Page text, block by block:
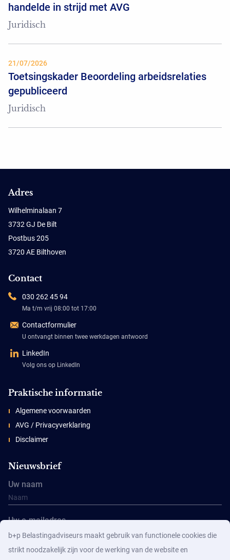
handelde in strijd met AVG
Juridisch
21/07/2026
Toetsingskader Beoordeling arbeidsrelaties
gepubliceerd
Juridisch
Adres
Wilhelminalaan 7
3732 GJ De Bilt
Postbus 205
3720 AE Bilthoven
Contact
030 262 45 94
Ma t/m vrij 08:00 tot 17:00
Contactformulier
U ontvangt binnen twee werkdagen antwoord
LinkedIn
Volg ons op LinkedIn
Praktische informatie
Algemene voorwaarden
AVG / Privacyverklaring
Disclaimer
Nieuwsbrief
Uw naam
Uw e-mailadres
b+p Belastingadviseurs maakt gebruik van functionele cookies die
strikt noodzakelijk zijn voor de werking van de website en